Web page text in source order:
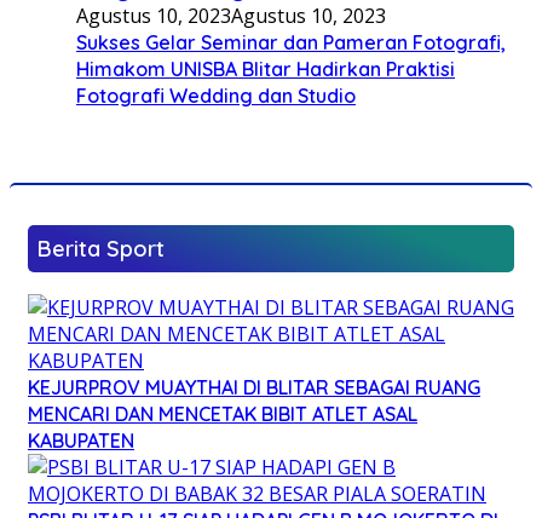
Agustus 10, 2023Agustus 10, 2023
Sukses Gelar Seminar dan Pameran Fotografi,
Himakom UNISBA Blitar Hadirkan Praktisi
Fotografi Wedding dan Studio
Berita Sport
KEJURPROV MUAYTHAI DI BLITAR SEBAGAI RUANG
MENCARI DAN MENCETAK BIBIT ATLET ASAL
KABUPATEN